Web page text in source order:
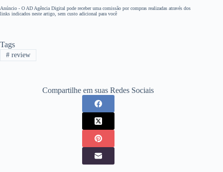
Anúncio - O AD Agência Digital pode receber uma comissão por compras realizadas através dos
links indicados neste artigo, sem custo adicional para você
Tags
#review
Compartilhe em suas Redes Sociais